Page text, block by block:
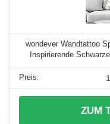
wondever Wandtattoo
Inspirierende
ZUM